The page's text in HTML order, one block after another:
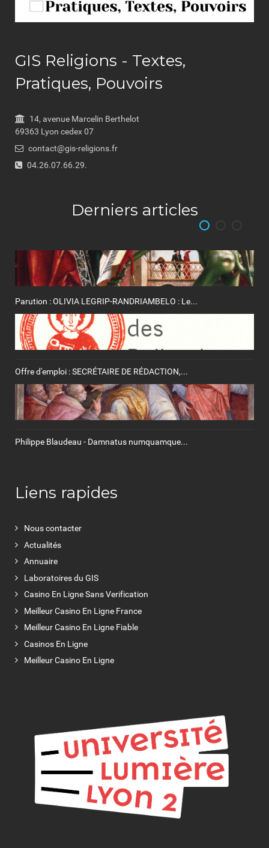
GIS Religions - Textes,
Pratiques, Pouvoirs
14, avenue Marcelin Berthelot
69363 Lyon cedex 07
contact@gis-religions.fr
04.26.07.66.29.
Derniers articles
Parution : OLIVIA LEGRIP-RANDRIAMBELO : Le...
Offre d'emploi : SECRÉTAIRE DE RÉDACTION,...
Philippe Blaudeau - Damnatus numquamque...
Liens rapides
Nous contacter
Actualités
Annuaire
Laboratoires du GIS
Casino En Ligne Sans Verification
Meilleur Casino En Ligne France
Meilleur Casino En Ligne Fiable
Casinos En Ligne
Meilleur Casino En Ligne